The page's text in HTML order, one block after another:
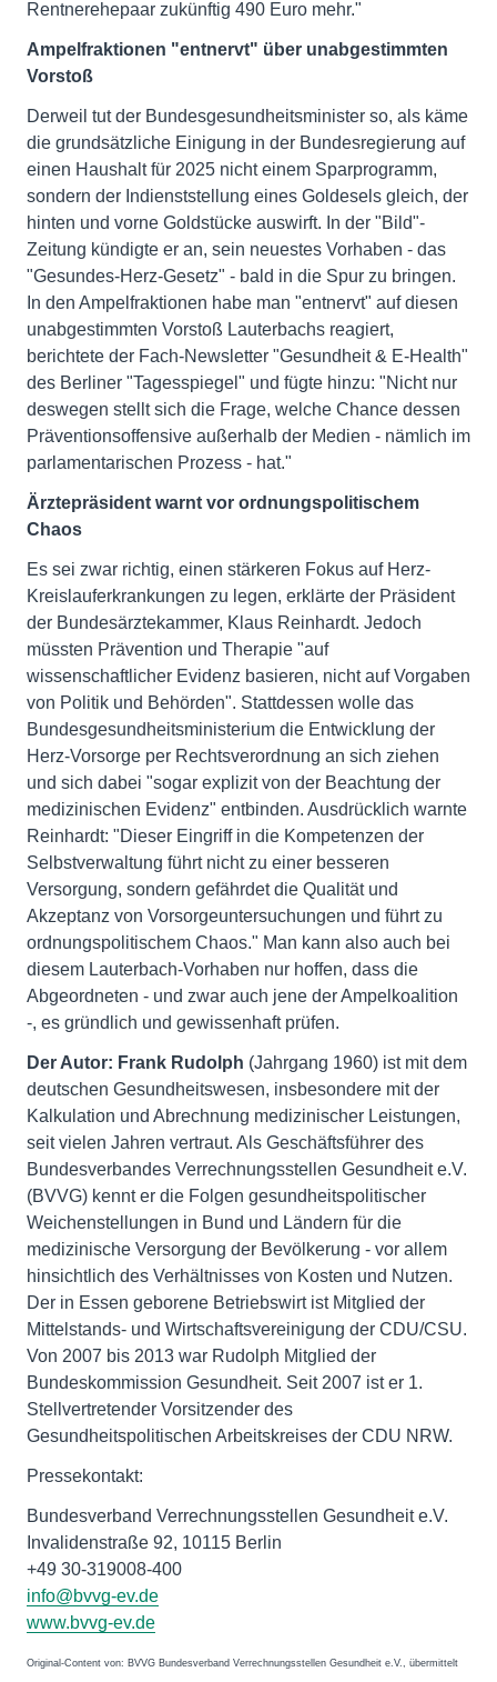
Rentnerehepaar zukünftig 490 Euro mehr."
Ampelfraktionen "entnervt" über unabgestimmten
Vorstoß
Derweil tut der Bundesgesundheitsminister so, als käme
die grundsätzliche Einigung in der Bundesregierung auf
einen Haushalt für 2025 nicht einem Sparprogramm,
sondern der Indienststellung eines Goldesels gleich, der
hinten und vorne Goldstücke auswirft. In der "Bild"-
Zeitung kündigte er an, sein neuestes Vorhaben - das
"Gesundes-Herz-Gesetz" - bald in die Spur zu bringen.
In den Ampelfraktionen habe man "entnervt" auf diesen
unabgestimmten Vorstoß Lauterbachs reagiert,
berichtete der Fach-Newsletter "Gesundheit & E-Health"
des Berliner "Tagesspiegel" und fügte hinzu: "Nicht nur
deswegen stellt sich die Frage, welche Chance dessen
Präventionsoffensive außerhalb der Medien - nämlich im
parlamentarischen Prozess - hat."
Ärztepräsident warnt vor ordnungspolitischem
Chaos
Es sei zwar richtig, einen stärkeren Fokus auf Herz-
Kreislauferkrankungen zu legen, erklärte der Präsident
der Bundesärztekammer, Klaus Reinhardt. Jedoch
müssten Prävention und Therapie "auf
wissenschaftlicher Evidenz basieren, nicht auf Vorgaben
von Politik und Behörden". Stattdessen wolle das
Bundesgesundheitsministerium die Entwicklung der
Herz-Vorsorge per Rechtsverordnung an sich ziehen
und sich dabei "sogar explizit von der Beachtung der
medizinischen Evidenz" entbinden. Ausdrücklich warnte
Reinhardt: "Dieser Eingriff in die Kompetenzen der
Selbstverwaltung führt nicht zu einer besseren
Versorgung, sondern gefährdet die Qualität und
Akzeptanz von Vorsorgeuntersuchungen und führt zu
ordnungspolitischem Chaos." Man kann also auch bei
diesem Lauterbach-Vorhaben nur hoffen, dass die
Abgeordneten - und zwar auch jene der Ampelkoalition
-, es gründlich und gewissenhaft prüfen.
Der Autor: Frank Rudolph (Jahrgang 1960) ist mit dem
deutschen Gesundheitswesen, insbesondere mit der
Kalkulation und Abrechnung medizinischer Leistungen,
seit vielen Jahren vertraut. Als Geschäftsführer des
Bundesverbandes Verrechnungsstellen Gesundheit e.V.
(BVVG) kennt er die Folgen gesundheitspolitischer
Weichenstellungen in Bund und Ländern für die
medizinische Versorgung der Bevölkerung - vor allem
hinsichtlich des Verhältnisses von Kosten und Nutzen.
Der in Essen geborene Betriebswirt ist Mitglied der
Mittelstands- und Wirtschaftsvereinigung der CDU/CSU.
Von 2007 bis 2013 war Rudolph Mitglied der
Bundeskommission Gesundheit. Seit 2007 ist er 1.
Stellvertretender Vorsitzender des
Gesundheitspolitischen Arbeitskreises der CDU NRW.
Pressekontakt:
Bundesverband Verrechnungsstellen Gesundheit e.V.
Invalidenstraße 92, 10115 Berlin
+49 30-319008-400
info@bvvg-ev.de
www.bvvg-ev.de
Original-Content von: BVVG Bundesverband Verrechnungsstellen Gesundheit e.V., übermittelt